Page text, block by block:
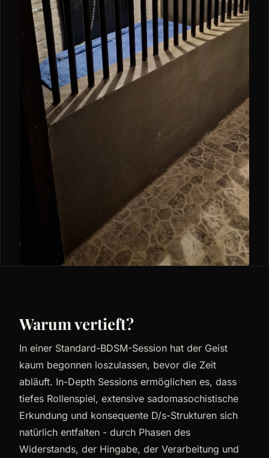
Warum vertieft?
In einer Standard-BDSM-Session hat der Geist
kaum begonnen loszulassen, bevor die Zeit
abläuft. In-Depth Sessions ermöglichen es, dass
tiefes Rollenspiel, extensive sadomasochistische
Erkundung und konsequente D/s-Strukturen sich
natürlich entfalten - durch Phasen des
Widerstands, der Hingabe, der Verarbeitung und